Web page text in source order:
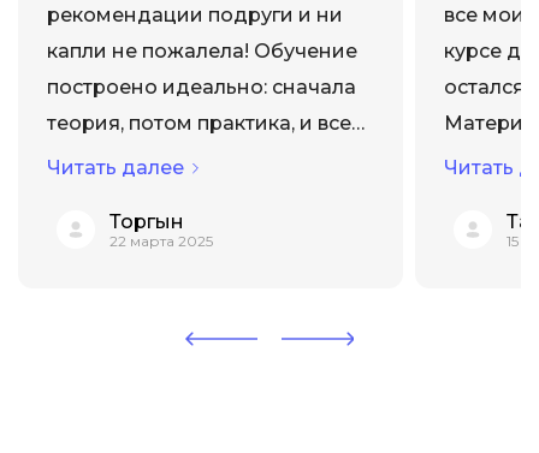
рекомендации подруги и ни
капли не пожалела! Обучение
построено идеально: сначала
теория, потом практика, и все
это под чутким руководством
впечатлил Клуб дизайнеров,
получать поддержку. Отдельно
Читать далее
Торгын
22 марта 2025
все мои
курсе
остался
Читать
15